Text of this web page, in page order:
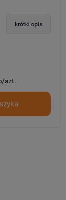
krótki opis
szt.